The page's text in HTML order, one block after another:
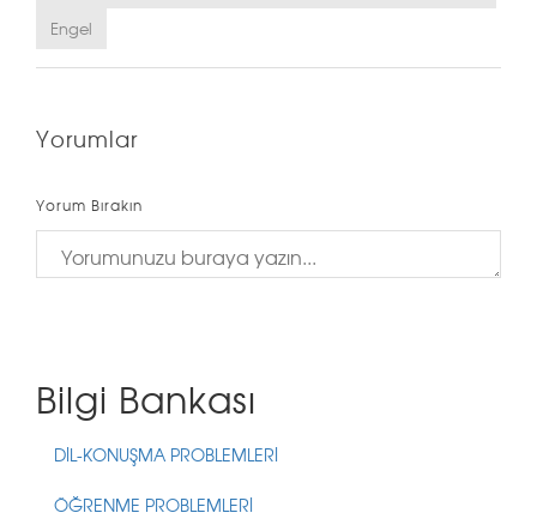
Engel
Yorumlar
Yorum Bırakın
Bilgi Bankası
DİL-KONUŞMA PROBLEMLERİ
ÖĞRENME PROBLEMLERİ